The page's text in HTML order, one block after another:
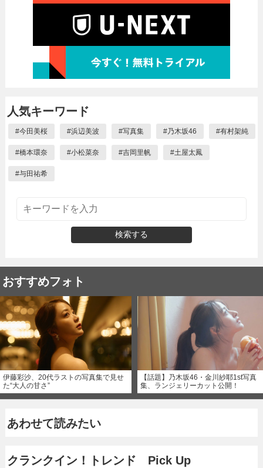
人気キーワード
#今田美桜 #浜辺美波 #写真集 #乃木坂46 #有村架純
#橋本環奈 #小松菜奈 #吉岡里帆 #土屋太鳳
#与田祐希
検索する
おすすめフォト
伊藤彩沙、20代ラストの写真集で見せ
た“大人の甘さ”
【話題】乃木坂46・金川紗耶1st写真
集、ランジェリーカット公開！
あわせて読みたい
クランクイン！トレンド Pick Up